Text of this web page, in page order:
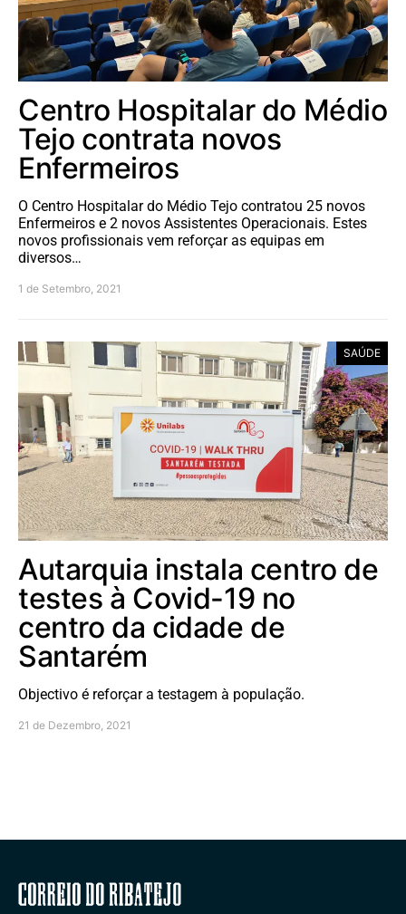
Centro Hospitalar do Médio
Tejo contrata novos
Enfermeiros
O Centro Hospitalar do Médio Tejo contratou 25 novos
Enfermeiros e 2 novos Assistentes Operacionais. Estes
novos profissionais vem reforçar as equipas em
diversos…
1 de Setembro, 2021
SAÚDE
Autarquia instala centro de
testes à Covid-19 no
centro da cidade de
Santarém
Objectivo é reforçar a testagem à população.
21 de Dezembro, 2021
Correio do Ribatejo